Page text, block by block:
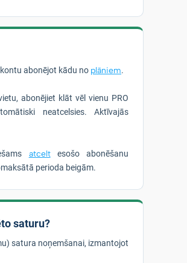
abonējot kādu no plāniem.
abonējiet klāt vēl vienu PRO
neatcelsies. Aktīvajās
atceltesošo abonēšanu
perioda beigām.
saturu?
satura noņemšanai, izmantojot